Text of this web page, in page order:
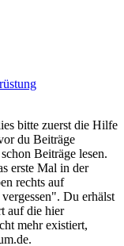
bitte zuerst die Hilfe
du Beiträge
Beiträge lesen.
erste Mal in der
rechts auf
Du erhälst
auf die hier
mehr existiert,